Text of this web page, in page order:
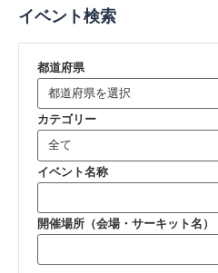
イベント検索
都道府県
カテゴリー
イベント名称
開催場所（会場・サーキット名）